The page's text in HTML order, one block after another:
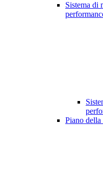
Sistema di
Piano della